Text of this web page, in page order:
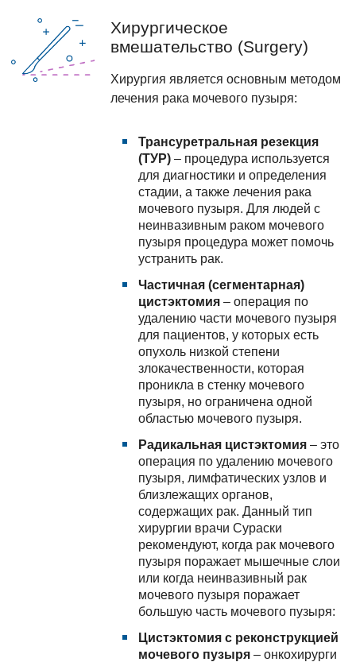
Хирургическое
вмешательство (Surgery)
Хирургия является основным методом
лечения рака мочевого пузыря:
Трансуретральная резекция
(ТУР) – процедура используется
для диагностики и определения
стадии, а также лечения рака
мочевого пузыря. Для людей с
неинвазивным раком мочевого
пузыря процедура может помочь
устранить рак.
Частичная (сегментарная)
цистэктомия – операция по
удалению части мочевого пузыря
для пациентов, у которых есть
опухоль низкой степени
злокачественности, которая
проникла в стенку мочевого
пузыря, но ограничена одной
областью мочевого пузыря.
Радикальная цистэктомия – это
операция по удалению мочевого
пузыря, лимфатических узлов и
близлежащих органов,
содержащих рак. Данный тип
хирургии врачи Сураски
рекомендуют, когда рак мочевого
пузыря поражает мышечные слои
или когда неинвазивный рак
мочевого пузыря поражает
большую часть мочевого пузыря:
Цистэктомия с реконструкцией
мочевого пузыря– онкохирурги